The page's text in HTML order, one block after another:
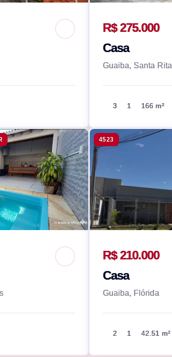
R$ 275.000
Casa
Guaiba, Santa Rita
3 1 166 m²
4523
R$ 210.000
Casa
Guaiba, Flórida
2 1 42.51 m²